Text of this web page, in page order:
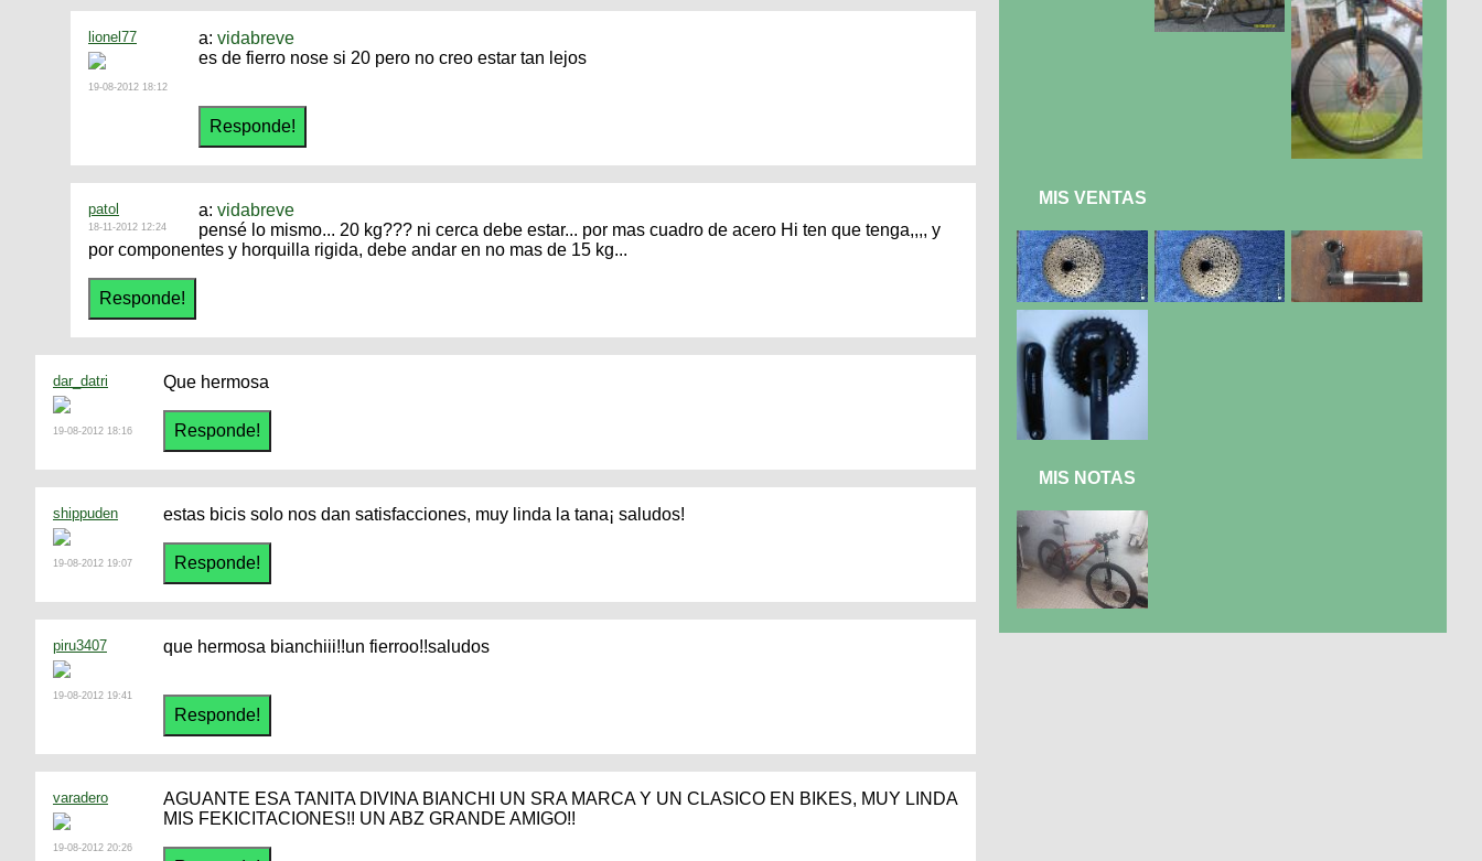
lionel77
19-08-2012 18:12
a: vidabreve
es de fierro nose si 20 pero no creo estar tan lejos
patol
18-11-2012 12:24
a: vidabreve
pensé lo mismo... 20 kg??? ni cerca debe estar... por mas cuadro de acero Hi ten que tenga,,,, y
por componentes y horquilla rigida, debe andar en no mas de 15 kg...
dar_datri
19-08-2012 18:16
Que hermosa
shippuden
19-08-2012 19:07
estas bicis solo nos dan satisfacciones, muy linda la tana¡ saludos!
piru3407
19-08-2012 19:41
que hermosa bianchiii!!un fierroo!!saludos
varadero
19-08-2012 20:26
AGUANTE ESA TANITA DIVINA BIANCHI UN SRA MARCA Y UN CLASICO EN BIKES, MUY LINDA
MIS FEKICITACIONES!! UN ABZ GRANDE AMIGO!!
MIS VENTAS
MIS NOTAS